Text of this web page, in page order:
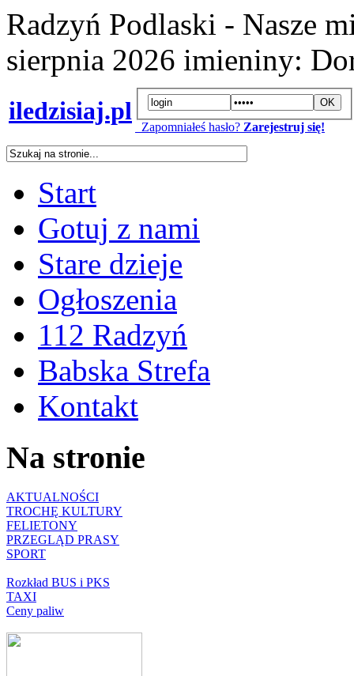
Radzyń Podlaski - Nasze
sierpnia 2026 imieniny:
iledzisiaj.pl
Zapomniałeś hasło? Zarejestruj się!
Start
Gotuj z nami
Stare dzieje
Ogłoszenia
112 Radzyń
Babska Strefa
Kontakt
Na stronie
AKTUALNOŚCI
TROCHĘ KULTURY
FELIETONY
PRZEGLĄD PRASY
SPORT
Rozkład BUS i PKS
TAXI
Ceny paliw